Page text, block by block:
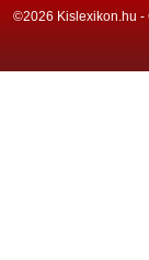
©2026 Kislexikon.hu -